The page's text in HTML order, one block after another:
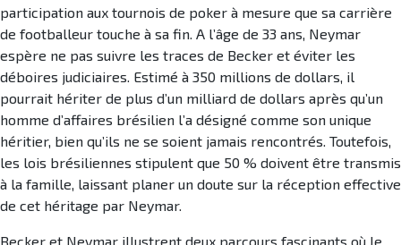
participation aux tournois de poker à mesure que sa carrière
de footballeur touche à sa fin. A l’âge de 33 ans, Neymar
espère ne pas suivre les traces de Becker et éviter les
déboires judiciaires. Estimé à 350 millions de dollars, il
pourrait hériter de plus d’un milliard de dollars après qu’un
homme d’affaires brésilien l’a désigné comme son unique
héritier, bien qu’ils ne se soient jamais rencontrés. Toutefois,
les lois brésiliennes stipulent que 50 % doivent être transmis
à la famille, laissant planer un doute sur la réception effective
de cet héritage par Neymar.
Becker et Neymar illustrent deux parcours fascinants où le